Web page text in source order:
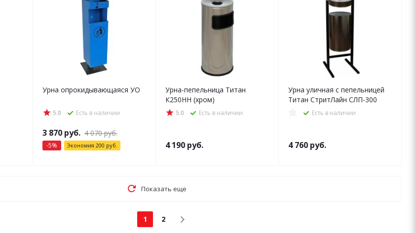
Урна опрокидывающаяся УО
5.0 Есть в наличии
3 870 руб. 4 070руб.
-5% Экономия 200 руб.
Урна-пепельница Титан
К250НН (хром)
5.0 Есть в наличии
4 190 руб.
Урна уличная с пепельницей
Титан СтритЛайн СЛП-300
Есть в наличии
4 760 руб.
Показать еще
1 2